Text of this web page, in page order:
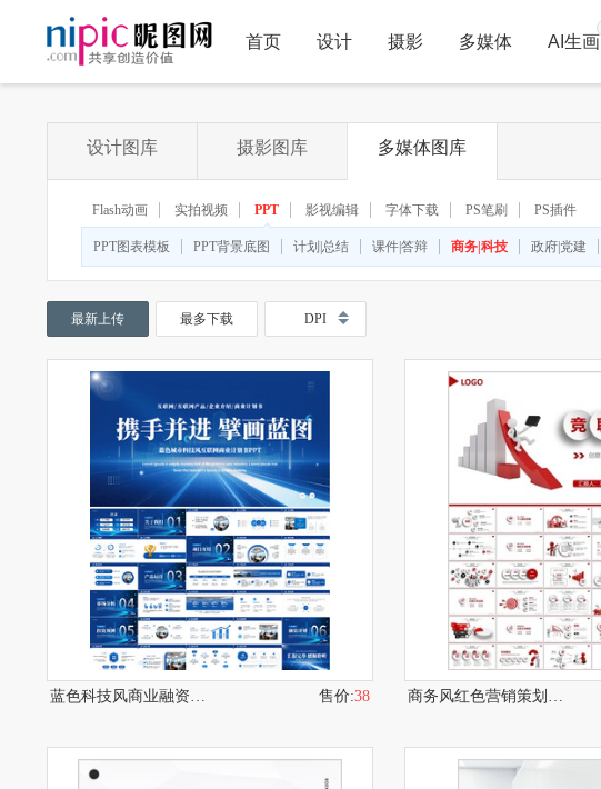
首页 设计 摄影 多媒体 AI生画
设计图库 摄影图库 多媒体图库
Flash动画 实拍视频 PPT 影视编辑 字体下载 PS笔刷 PS插件
◆
◆
PPT图表模板
PPT背景底图 计划|总结 课件|答辩 商务|科技 政府|党建
最新上传 最多下载 DPI
蓝色科技风商业融资计划书PPT 售价:38 商务风红色营销策划PPT模板